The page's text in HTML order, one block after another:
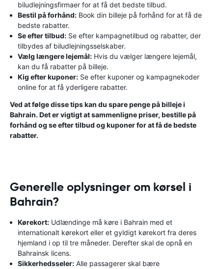
biludlejningsfirmaer for at få det bedste tilbud.
Bestil på forhånd: Book din billeje på forhånd for at få de
bedste rabatter.
Se efter tilbud: Se efter kampagnetilbud og rabatter, der
tilbydes af biludlejningsselskaber.
Vælg længere lejemål: Hvis du vælger længere lejemål,
kan du få rabatter på billeje.
Kig efter kuponer: Se efter kuponer og kampagnekoder
online for at få yderligere rabatter.
Ved at følge disse tips kan du spare penge på billeje i
Bahrain. Det er vigtigt at sammenligne priser, bestille på
forhånd og se efter tilbud og kuponer for at få de bedste
rabatter.
Generelle oplysninger om kørsel i
Bahrain?
Kørekort: Udlændinge må køre i Bahrain med et
internationalt kørekort eller et gyldigt kørekort fra deres
hjemland i op til tre måneder. Derefter skal de opnå en
Bahrainsk licens.
Sikkerhedsseler: Alle passagerer skal bære